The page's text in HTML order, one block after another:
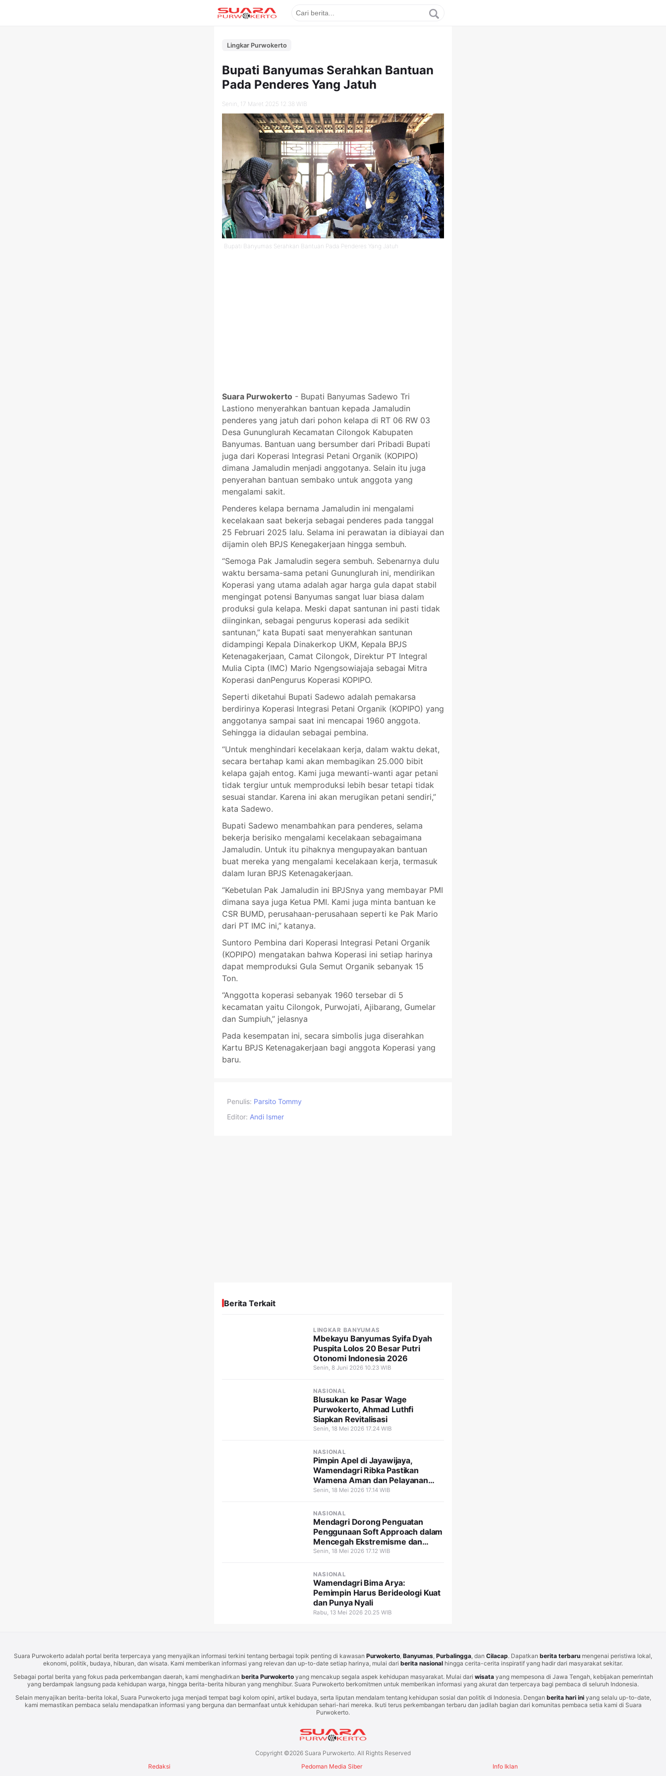
Lingkar Purwokerto
Bupati Banyumas Serahkan Bantuan
Pada Penderes Yang Jatuh
Senin, 17 Maret 2025 12.38 WIB
Bupati Banyumas Serahkan Bantuan Pada Penderes Yang Jatuh
Suara Purwokerto - Bupati Banyumas Sadewo Tri
Lastiono menyerahkan bantuan kepada Jamaludin
penderes yang jatuh dari pohon kelapa di RT 06 RW 03
Desa Gununglurah Kecamatan Cilongok Kabupaten
Banyumas. Bantuan uang bersumber dari Pribadi Bupati
juga dari Koperasi Integrasi Petani Organik (KOPIPO)
dimana Jamaludin menjadi anggotanya. Selain itu juga
penyerahan bantuan sembako untuk anggota yang
mengalami sakit.
Penderes kelapa bernama Jamaludin ini mengalami
kecelakaan saat bekerja sebagai penderes pada tanggal
25 Februari 2025 lalu. Selama ini perawatan ia dibiayai dan
dijamin oleh BPJS Kenegakerjaan hingga sembuh.
“Semoga Pak Jamaludin segera sembuh. Sebenarnya dulu
waktu bersama-sama petani Gununglurah ini, mendirikan
Koperasi yang utama adalah agar harga gula dapat stabil
mengingat potensi Banyumas sangat luar biasa dalam
produksi gula kelapa. Meski dapat santunan ini pasti tidak
diinginkan, sebagai pengurus koperasi ada sedikit
santunan,” kata Bupati saat menyerahkan santunan
didampingi Kepala Dinakerkop UKM, Kepala BPJS
Ketenagakerjaan, Camat Cilongok, Direktur PT Integral
Mulia Cipta (IMC) Mario Ngengsowiajaja sebagai Mitra
Koperasi danPengurus Koperasi KOPIPO.
Seperti diketahui Bupati Sadewo adalah pemakarsa
berdirinya Koperasi Integrasi Petani Organik (KOPIPO) yang
anggotanya sampai saat ini mencapai 1960 anggota.
Sehingga ia didaulan sebagai pembina.
“Untuk menghindari kecelakaan kerja, dalam waktu dekat,
secara bertahap kami akan membagikan 25.000 bibit
kelapa gajah entog. Kami juga mewanti-wanti agar petani
tidak tergiur untuk memproduksi lebih besar tetapi tidak
sesuai standar. Karena ini akan merugikan petani sendiri,”
kata Sadewo.
Bupati Sadewo menambahkan para penderes, selama
bekerja berisiko mengalami kecelakaan sebagaimana
Jamaludin. Untuk itu pihaknya mengupayakan bantuan
buat mereka yang mengalami kecelakaan kerja, termasuk
dalam Iuran BPJS Ketenagakerjaan.
“Kebetulan Pak Jamaludin ini BPJSnya yang membayar PMI
dimana saya juga Ketua PMI. Kami juga minta bantuan ke
CSR BUMD, perusahaan-perusahaan seperti ke Pak Mario
dari PT IMC ini,” katanya.
Suntoro Pembina dari Koperasi Integrasi Petani Organik
(KOPIPO) mengatakan bahwa Koperasi ini setiap harinya
dapat memproduksi Gula Semut Organik sebanyak 15
Ton.
“Anggotta koperasi sebanyak 1960 tersebar di 5
kecamatan yaitu Cilongok, Purwojati, Ajibarang, Gumelar
dan Sumpiuh,” jelasnya
Pada kesempatan ini, secara simbolis juga diserahkan
Kartu BPJS Ketenagakerjaan bagi anggota Koperasi yang
baru.
Penulis: Parsito Tommy
Editor: Andi Ismer
Berita Terkait
LINGKAR BANYUMAS
Mbekayu Banyumas Syifa Dyah
Puspita Lolos 20 Besar Putri
Otonomi Indonesia 2026
Senin, 8 Juni 2026 10.23 WIB
NASIONAL
Blusukan ke Pasar Wage
Purwokerto, Ahmad Luthfi
Siapkan Revitalisasi
Senin, 18 Mei 2026 17.24 WIB
NASIONAL
Pimpin Apel di Jayawijaya,
Wamendagri Ribka Pastikan
Wamena Aman dan Pelayanan
Tetap Berjalan
Senin, 18 Mei 2026 17.14 WIB
NASIONAL
Mendagri Dorong Penguatan
Penggunaan Soft Approach dalam
Mencegah Ekstremisme dan
Terorisme
Senin, 18 Mei 2026 17.12 WIB
NASIONAL
Wamendagri Bima Arya:
Pemimpin Harus Berideologi Kuat
dan Punya Nyali
Rabu, 13 Mei 2026 20.25 WIB
Suara Purwokerto adalah portal berita terpercaya yang menyajikan informasi terkini tentang berbagai topik penting di kawasan Purwokerto Banyumas Purbalingga , dan Cilacap. Dapatkan berita terbaru mengenai peristiwa lokal,
ekonomi, politik, budaya, hiburan, dan wisata. Kami memberikan informasi yang relevan dan up-to-date setiap harinya, mulai dari berita nasional hingga cerita-cerita inspiratif yang hadir dari masyarakat sekitar.
Sebagai portal berita yang fokus pada perkembangan daerah, kami menghadirkan berita Purwokertoyang mencakup segala aspek kehidupan masyarakat. Mulai dari wisatayang mempesona di Jawa Tengah, kebijakan pemerintah
yang berdampak langsung pada kehidupan warga, hingga berita-berita hiburan yang menghibur. Suara Purwokerto berkomitmen untuk memberikan informasi yang akurat dan terpercaya bagi pembaca di seluruh Indonesia.
Selain menyajikan berita-berita lokal, Suara Purwokerto juga menjadi tempat bagi kolom opini, artikel budaya, serta liputan mendalam tentang kehidupan sosial dan politik di Indonesia. Dengan berita hari iniyang selalu up-to-date,
kami memastikan pembaca selalu mendapatkan informasi yang berguna dan bermanfaat untuk kehidupan sehari-hari mereka. Ikuti terus perkembangan terbaru dan jadilah bagian dari komunitas pembaca setia kami di Suara
Purwokerto.
Copyright ©2026 Suara Purwokerto. All Rights Reserved
Redaksi
Pedoman Media Siber Info Iklan